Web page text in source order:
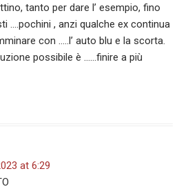
tanto per dare l’ esempio, fino
….pochini , anzi qualche ex continua
con …..l’ auto blu e la scorta.
possibile è ……finire a più
at 6:29